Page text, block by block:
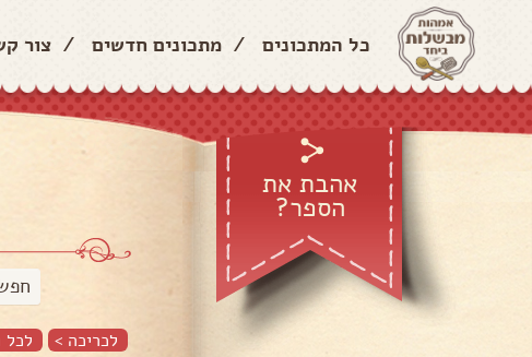
כל המתכונים / מתכונים חדשים / צור
אהבת את
הספר?
לכריכה > לכל